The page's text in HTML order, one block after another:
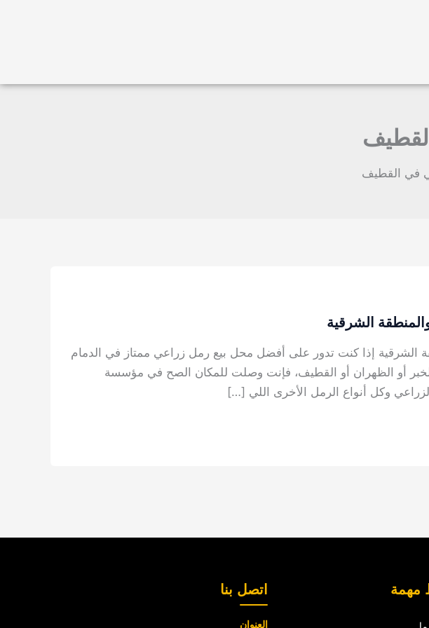
في القطيف
الشرقية
إذا كنت تدور على أفضل محل بيع رمل زراعي ممتاز في الدمام
أو الظهران أو القطيف، فإنت وصلت للمكان الصح في مؤسسة
وكل أنواع الرمل الأخرى اللي […]
مهمة اتصل بنا
العنوان